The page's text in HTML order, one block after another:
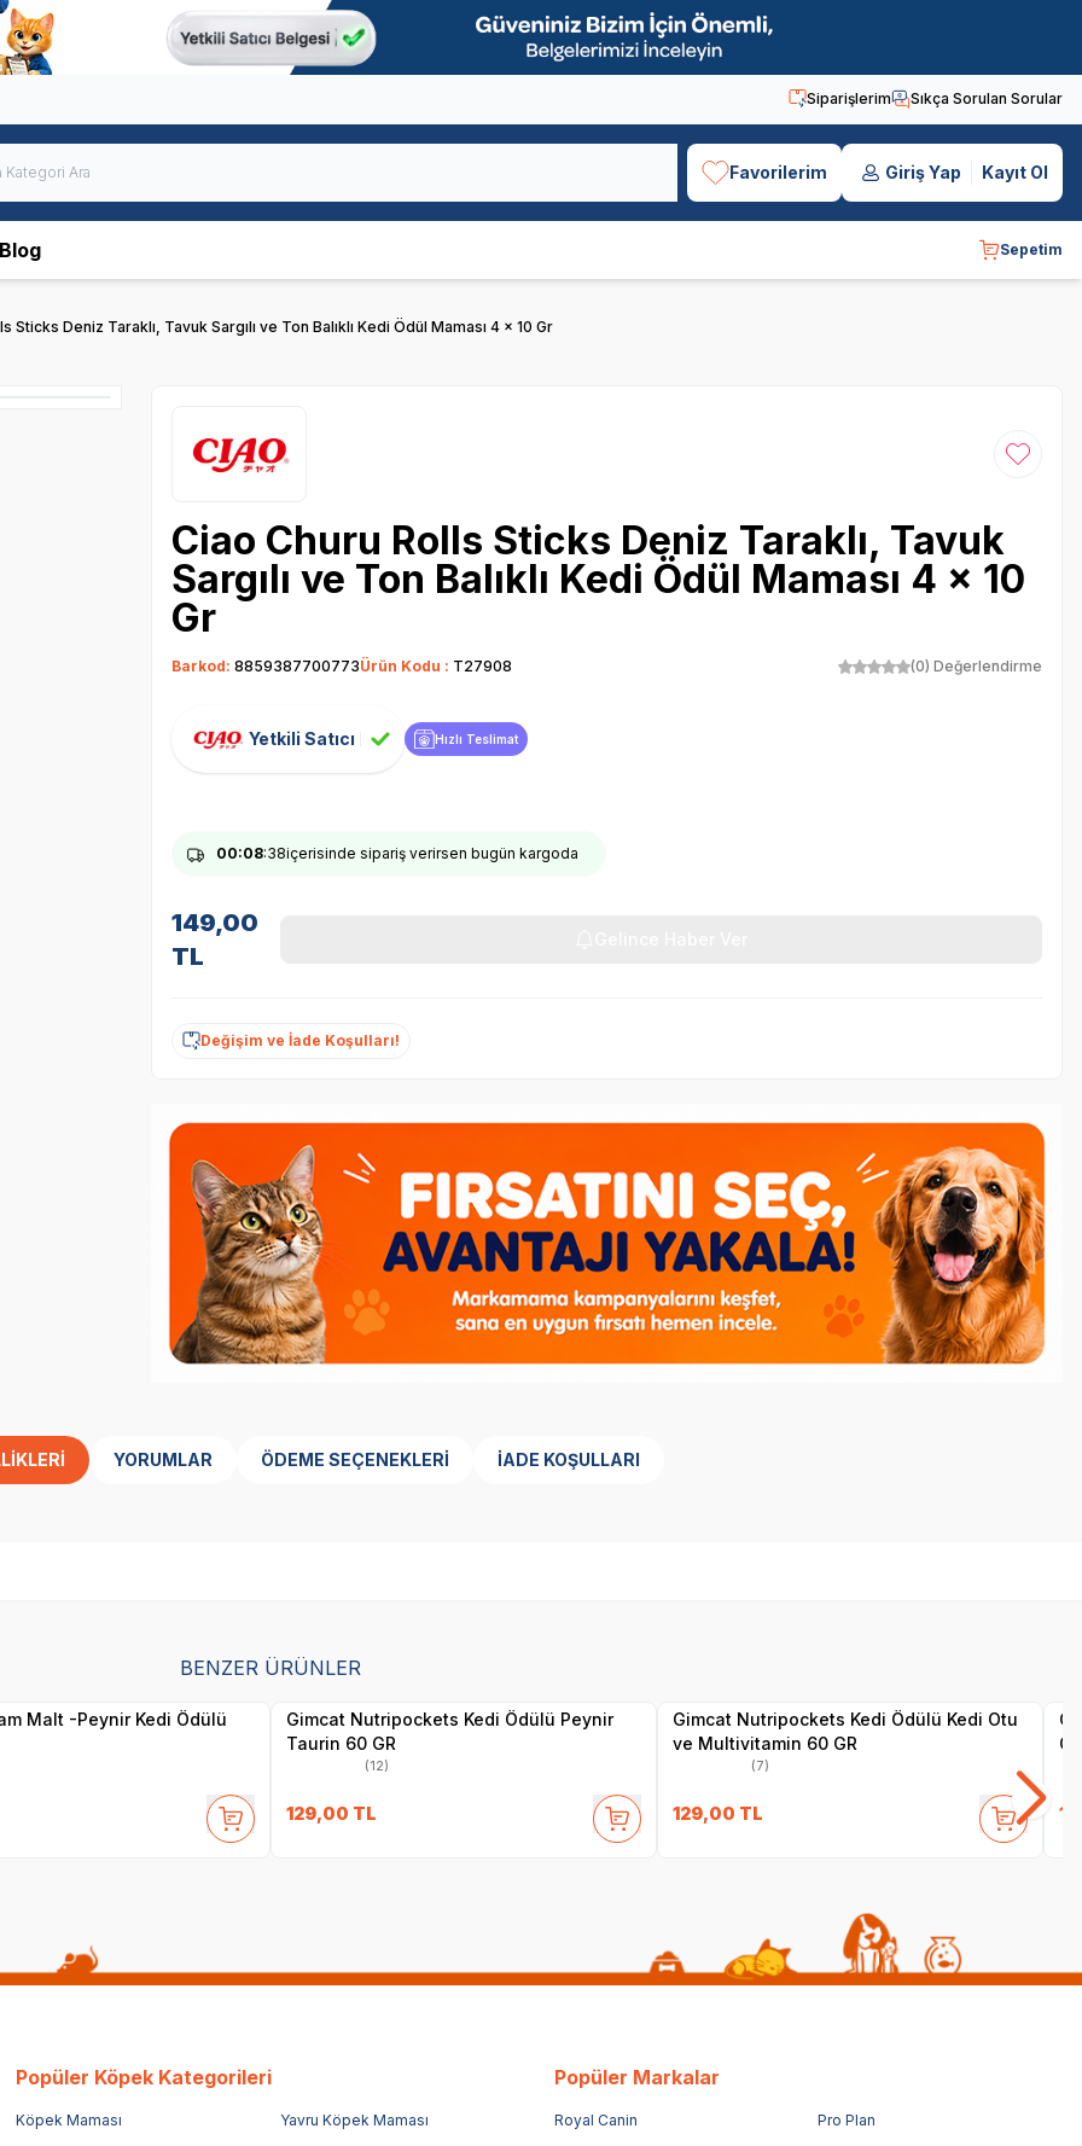
Siparişlerim Sıkça Sorulan Sorular
Favorilerim Giriş Yap Kayıt Ol
Blog Sepetim
Sticks Deniz Taraklı, Tavuk Sargılı ve Ton Balıklı Kedi Ödül Maması 4 x 10 Gr
Favoriye
Ciao Churu Rolls Sticks Deniz Taraklı, Tavuk
Sargılı ve Ton Balıklı Kedi Ödül Maması 4 x 10
Gr
Barkod: 8859387700773Ürün Kodu : T27908 (0) Değerlendirme
Yetkili Satıcı Hızlı Teslimat
00:08:37içerisinde sipariş verirsen bugün kargoda
149,00
TL
Değişim ve İade Koşulları!
YORUMLAR ÖDEME SEÇENEKLERI İADE KOŞULLARI
BENZER ÜRÜNLER
Malt -Peynir Kedi Ödülü
Gimcat Nutripockets Kedi Ödülü Peynir
Taurin 60 GR
(12)
129,00 TL
Gimcat Nutripockets Kedi Ödülü Kedi Otu
ve Multivitamin 60 GR
(7)
129,00 TL
Popüler Köpek Kategorileri
Köpek Maması Yavru Köpek Maması
Popüler Markalar
Royal Canin Pro Plan